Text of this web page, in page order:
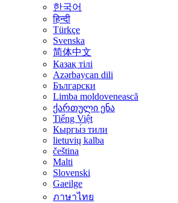
한국어
हिन्दी
Türkçe
Svenska
简体中文
Қазақ тілі
Azərbaycan dili
Български
Limba moldovenească
ქართული ენა
Tiếng Việt
Кыргы́з тили
lietuvių kalba
čeština
Malti
Slovenski
Gaeilge
ภาษาไทย